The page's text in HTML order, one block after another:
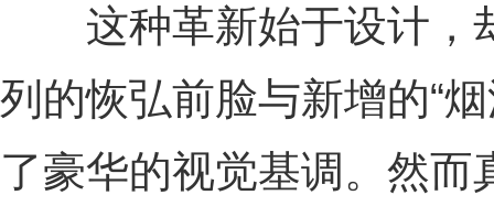
这种革新始于设计，
列的恢弘前脸与新增的“
了豪华的视觉基调。然